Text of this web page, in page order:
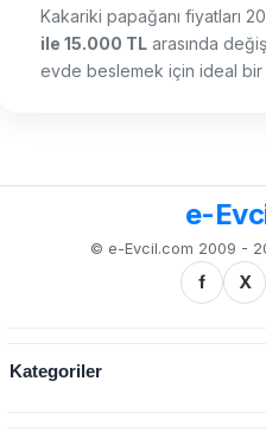
Kakariki papağanı fiyatları
ile 15.000 TL arasında
evde beslemek için ideal bir
e-
© e-Evcil.com 2009 -
f X
Kategoriler